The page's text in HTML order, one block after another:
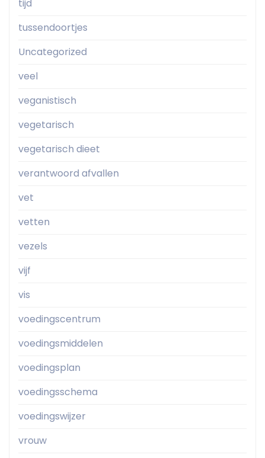
tijd
tussendoortjes
Uncategorized
veel
veganistisch
vegetarisch
vegetarisch dieet
verantwoord afvallen
vet
vetten
vezels
vijf
vis
voedingscentrum
voedingsmiddelen
voedingsplan
voedingsschema
voedingswijzer
vrouw